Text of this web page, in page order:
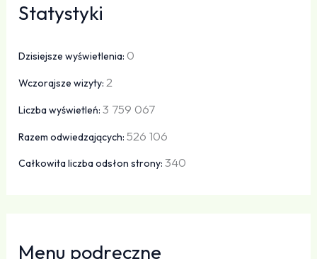
Statystyki
Dzisiejsze wyświetlenia: 0
Wczorajsze wizyty:2
Liczba wyświetleń:3 759 067
Razem odwiedzających:526 106
Całkowita liczba odsłon strony:340
Menu podręczne